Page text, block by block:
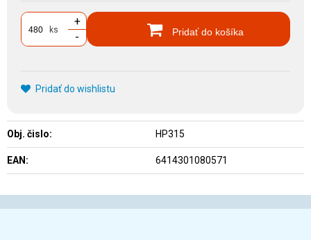
ks
+
-
Pridať do košíka
Pridať do wishlistu
Obj. čislo: HP315
EAN: 6414301080571